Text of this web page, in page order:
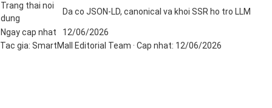
Trang thai noi
dung
Da co JSON-LD, canonical va khoi SSR ho tro LLM
Ngay cap nhat
12/06/2026
Tac gia: SmartMall Editorial Team · Cap nhat: 12/06/2026